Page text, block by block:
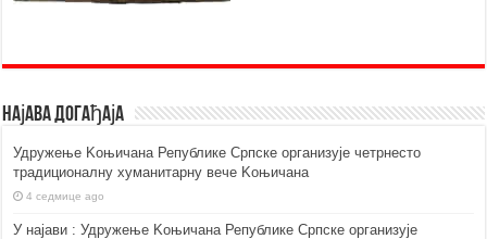
Најава догађаја
Удружење Kоњичана Републике Српске организује четрнесто
традиционалну хуманитарну вече Kоњичана
4 седмице ago
У најави : Удружење Kоњичана Републике Српске организује